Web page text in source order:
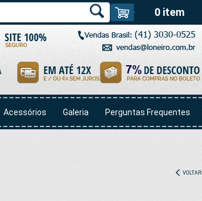
0 item
Acessórios Galeria Perguntas Frequentes
VOLTAR